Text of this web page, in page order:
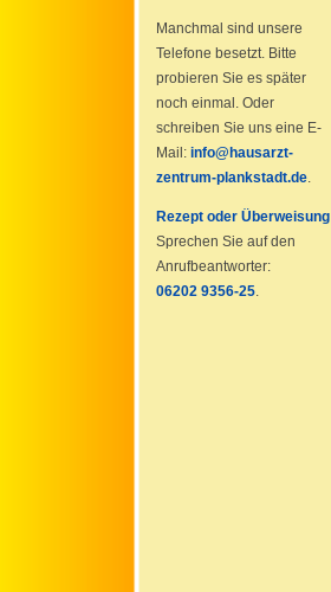
Manchmal sind unsere
Telefone besetzt. Bitte
probieren Sie es später
noch einmal. Oder
schreiben Sie uns eine E-
Mail: info@hausarzt-
zentrum-plankstadt.de.
Rezept oder Überweisung
Sprechen Sie auf den
Anrufbeantworter:
06202 9356-25.